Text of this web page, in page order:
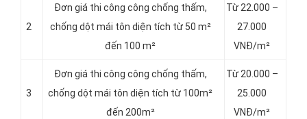
2
Đơn giá thi công công chống thấm,
chống dột mái tôn diện tích từ 50 m²
đến 100 m²
Từ 22.000 –
27.000
VNĐ/m²
3
Đơn giá thi công công chống thấm,
chống dột mái tôn diện tích từ 100m²
đến 200m²
Từ 20.000 –
25.000
VNĐ/m²